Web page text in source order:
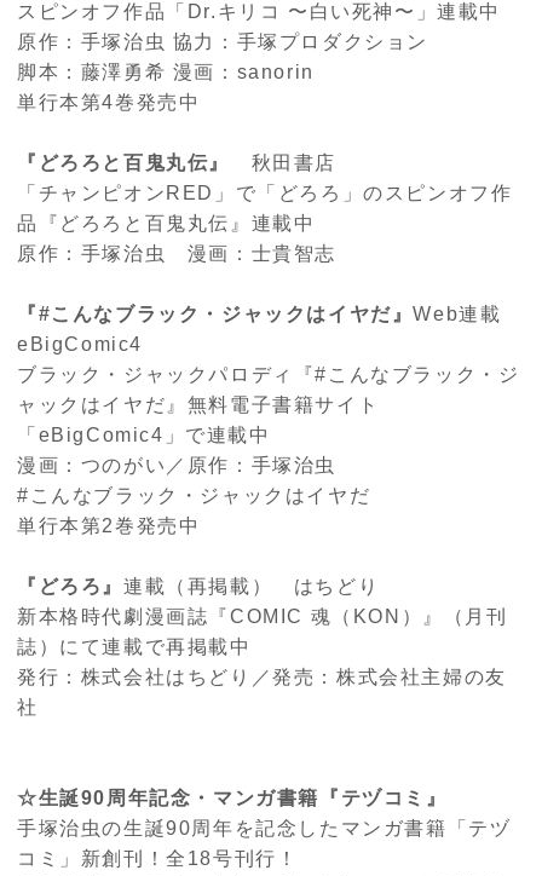
スピンオフ作品「 Dr. キリコ 〜白い死神〜」連載中
原作：手塚治虫 協力：手塚プロダクション
脚本：藤澤勇希 漫画： sanorin
単行本第4巻発売中
『どろろと百鬼丸伝』
秋田書店
「チャンピオン RED 」で「どろろ」のスピンオフ作
品『どろろと百鬼丸伝』連載中
原作：手塚治虫 漫画：士貴智志
『#こんなブラック・ジャックはイヤだ』Web連載
eBigComic4
ブラック・ジャックパロディ『# こんなブラック・ジ
ャックはイヤだ』無料電子書籍サイト
「 eBigComic4 」で連載中
漫画：つのがい／原作：手塚治虫
# こんなブラック・ジャックはイヤだ
単行本第2巻発売中
『どろろ』 連載（再掲載） はちどり
新本格時代劇漫画誌『COMIC 魂（ KON ）』（月刊
誌）にて連載で再掲載中
発行：株式会社はちどり／発売：株式会社主婦の友
社
☆生誕90 周年記念・マンガ書籍『テヅコミ』
手塚治虫の生誕90周年を記念したマンガ書籍「テヅ
コミ」新創刊！全 18号刊行！